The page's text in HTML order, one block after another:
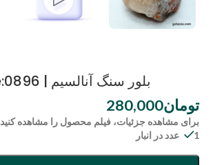
بلور سنگ آنالسیم | code:0896
تومان280,000
برای مشاهده جزئیات، فیلم محصول را مشاهده کنید
1 عدد در انبار